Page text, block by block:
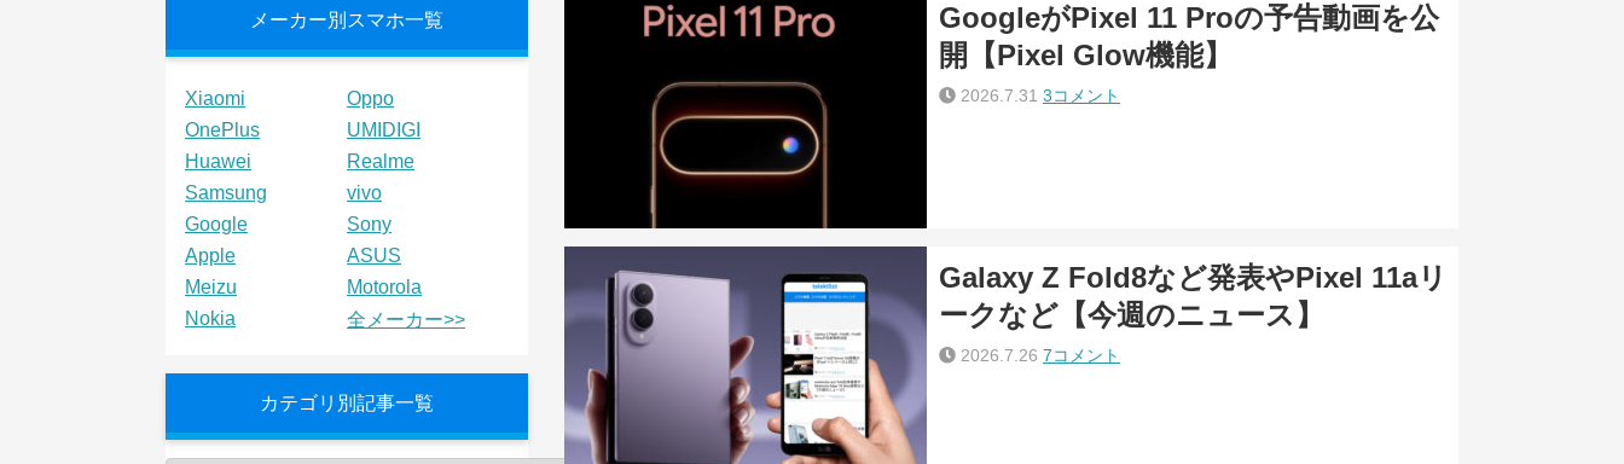
GoogleがPixel 11 Proの予告動画を公
開【Pixel Glow機能】
2026.7.31 3コメント
Galaxy Z Fold8など発表やPixel 11aリ
ークなど【今週のニュース】
2026.7.26 7コメント
メーカー別スマホ一覧
Xiaomi
Oppo
OnePlus
UMIDIGI
Huawei
Realme
Samsung
vivo
Google
Sony
Apple
ASUS
Meizu
Motorola
Nokia
全メーカー>>
カテゴリ別記事一覧